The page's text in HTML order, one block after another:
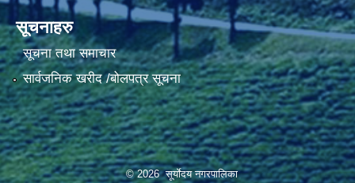
सूचनाहरु
सूचना तथा समाचार
सार्वजनिक खरीद /बोलपत्र सूचना
© 2026 सूर्याेदय नगरपालिका